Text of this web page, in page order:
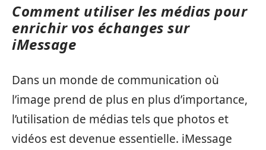
Comment utiliser les médias pour
enrichir vos échanges sur
iMessage
Dans un monde de communication où
l’image prend de plus en plus d’importance,
l’utilisation de médias tels que photos et
vidéos est devenue essentielle. iMessage